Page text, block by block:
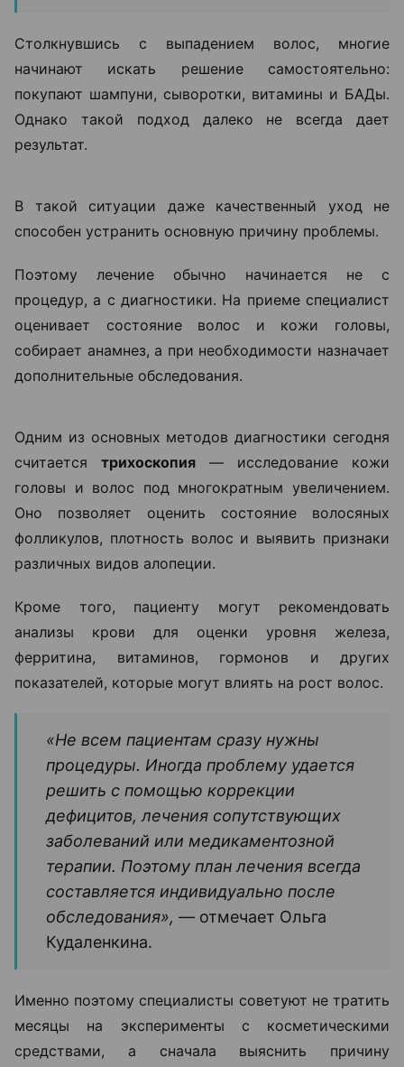
выпадение волос, изменение их
структуры или появление участков
облысения, откладывать визит к
ситуацию», —
объясняет Ольга
Кудаленкина.
Столкнувшись с выпадением волос, многие
начинают искать решение самостоятельно:
покупают шампуни, сыворотки, витамины и БАДы.
Однако такой подход далеко не всегда дает
В такой ситуации даже качественный уход не
способен устранить основную причину проблемы.
Поэтому лечение обычно начинается не с
процедур, а с диагностики. На приеме специалист
оценивает состояние волос и кожи головы,
собирает анамнез, а при необходимости назначает
дополнительные обследования.